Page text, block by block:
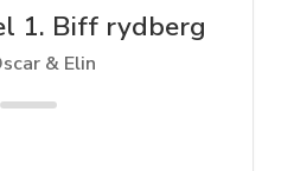
1. Biff rydberg
& Elin